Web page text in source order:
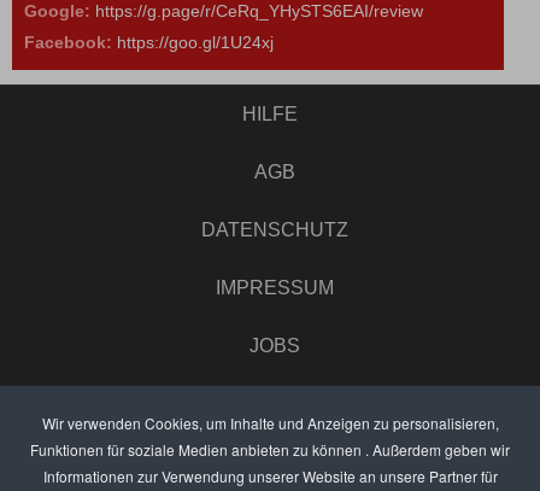
Wir verwenden Cookies, um Inhalte und Anzeigen zu personalisieren,
Funktionen für soziale Medien anbieten zu können . Außerdem geben wir
Informationen zur Verwendung unserer Website an unsere Partner für
Google: https://g.page/r/CeRq_YHySTS6EAI/review
Facebook: https://goo.gl/1U24xj
HILFE
AGB
DATENSCHUTZ
IMPRESSUM
JOBS
ANZEIGEN PREISE